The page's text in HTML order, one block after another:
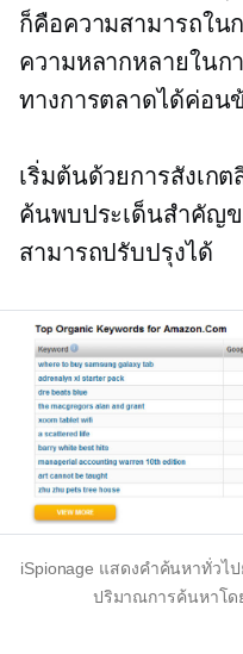
ก็คือความสามารถใน
ความหลากหลายในก
ทางการตลาดได้ค่อน
เริ่มต้นด้วยการสังเก
ค้นพบประเด็นสำคัญ
สามารถปรับปรุงได้
iSpionage แสดงคำค้นหาทั่วไ
ปริมาณการค้นหาโด